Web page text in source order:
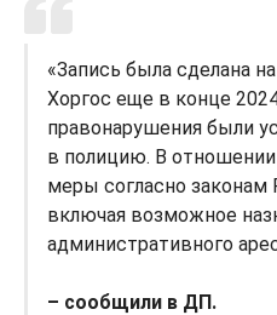
«Запись была сделана
Хоргос еще в конце
правонарушения были
в полицию. В
меры согласно законам
включая возможное
административного
– сообщили в ДП.